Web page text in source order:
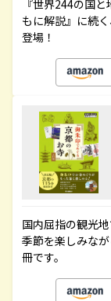
『世界244の国
もに解説』に続
登場！
国内屈指の観光
季節を楽しみな
冊です。